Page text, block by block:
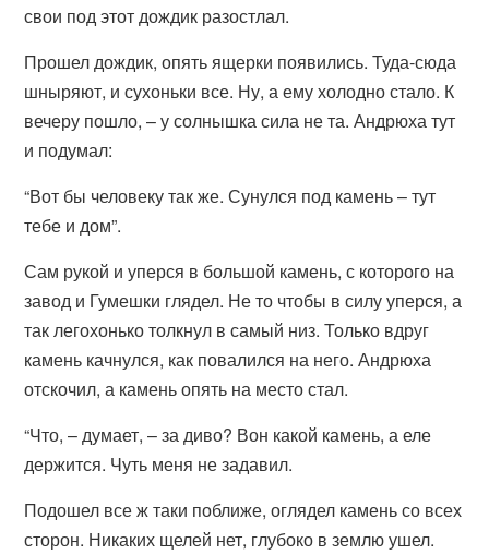
свои под этот дождик разостлал.
Прошел дождик, опять ящерки появились. Туда-сюда
шныряют, и сухоньки все. Ну, а ему холодно стало. К
вечеру пошло, – у солнышка сила не та. Андрюха тут
и подумал:
“Вот бы человеку так же. Сунулся под камень – тут
тебе и дом”.
Сам рукой и уперся в большой камень, с которого на
завод и Гумешки глядел. Не то чтобы в силу уперся, а
так легохонько толкнул в самый низ. Только вдруг
камень качнулся, как повалился на него. Андрюха
отскочил, а камень опять на место стал.
“Что, – думает, – за диво? Вон какой камень, а еле
держится. Чуть меня не задавил.
Подошел все ж таки поближе, оглядел камень со всех
сторон. Никаких щелей нет, глубоко в землю ушел.